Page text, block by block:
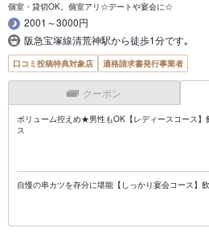
個室・貸切OK。個室アリ☆デートや宴会に☆
2001～3000円
阪急宝塚線清荒神駅から徒歩1分です｡
口コミ投稿特典対象店 適格請求書発行事業者
クーポン
ボリューム控えめ★男性もOK【レディースコース】
ス
自慢の串カツを存分に堪能【しっかり宴会コース】